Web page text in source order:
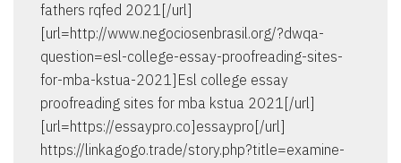
fathers rqfed 2021[/url]
[url=http://www.negociosenbrasil.org/?dwqa-
question=esl-college-essay-proofreading-sites-
for-mba-kstua-2021]Esl college essay
proofreading sites for mba kstua 2021[/url]
[url=https://essaypro.co]essaypro[/url]
https://linkagogo.trade/story.php?title=examine-